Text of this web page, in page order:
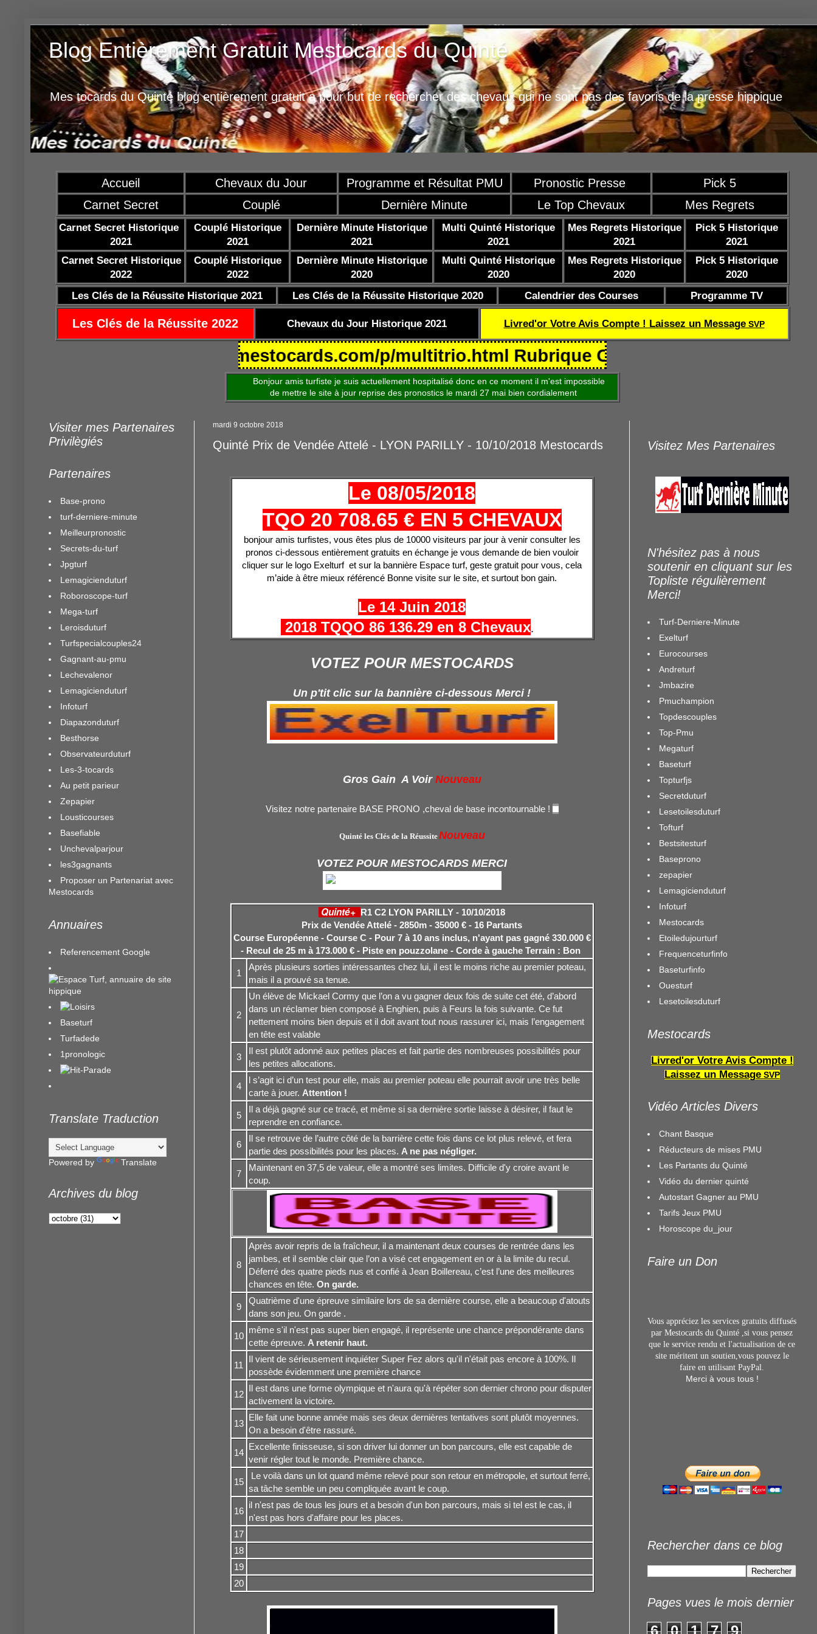
Blog Entièrement Gratuit Mestocards du Quinté
Mes tocards du Quinté blog entièrement gratuit a pour but de rechercher des chevaux qui ne sont pas des favoris de la presse hippique
Accueil Chevaux du Jour Programme et Résultat PMU Pronostic Presse
Pick 5
Carnet Secret
Couplé Dernière Minute Le Top Chevaux Mes Regrets
Carnet Secret Historique
2021
Couplé Historique
2021
Dernière Minute Historique
2021
Multi Quinté Historique
2021
Mes Regrets Historique
2021
Pick 5 Historique
2021
Carnet Secret Historique
2022
Couplé Historique
2022
Dernière Minute Historique
2020
Multi Quinté Historique
2020
Mes Regrets Historique
2020
Pick 5 Historique
2020
Les Clés de la Réussite Historique 2021
Les Clés de la Réussite Historique 2020 Calendrier des Courses Programme TV
Les Clés de la Réussite 2022 Chevaux du Jour Historique 2021 Livred'or Votre Avis Compte ! Laissez un MessageSVP
10/2021 https://www.mestocards.com/p/multitrio.html Rubrique Coef de réussite TQOQD 24
Bonjour amis turfiste je suis actuellement hospitalisé donc en ce moment il m'est impossible
de mettre le site à jour reprise des pronostics le mardi 27 mai bien cordialement
mardi 9 octobre 2018
Quinté Prix de Vendée Attelé - LYON PARILLY - 10/10/2018 Mestocards
Le 08/05/2018
TQO 20 708.65 € EN 5 CHEVAUX
bonjour amis turfistes, vous êtes plus de 10000 visiteurs par jour à venir consulter les
pronos ci-dessous entièrement gratuits en échange je vous demande de bien vouloir
cliquer sur le logo Exelturf et sur la bannière Espace turf, geste gratuit pour vous, cela
m’aide à être mieux référencé Bonne visite sur le site, et surtout bon gain.
Le 14 Juin 2018
2018 TQQO 86 136.29 en 8 Chevaux.
VOTEZ POUR MESTOCARDS
Un p'tit clic sur la bannière ci-dessous Merci !
Gros Gain A Voir Nouveau
Visitez notre partenaire BASE PRONO ,cheval de base incontournable !
Quinté les Clés de la RéussiteNouveau
VOTEZ POUR MESTOCARDS MERCI
Quinté+ R1 C2 LYON PARILLY - 10/10/2018
Prix de Vendée Attelé - 2850m - 35000 € - 16 Partants
Course Européenne - Course C - Pour 7 à 10 ans inclus, n'ayant pas gagné 330.000 €
- Recul de 25 m à 173.000 € - Piste en pouzzolane - Corde à gauche Terrain : Bon
1
Après plusieurs sorties intéressantes chez lui, il est le moins riche au premier poteau,
mais il a prouvé sa tenue.
2
Un élève de Mickael Cormy que l’on a vu gagner deux fois de suite cet été, d’abord
dans un réclamer bien composé à Enghien, puis à Feurs la fois suivante. Ce fut
nettement moins bien depuis et il doit avant tout nous rassurer ici, mais l’engagement
en tête est valable
3
Il est plutôt adonné aux petites places et fait partie des nombreuses possibilités pour
les petites allocations.
4
l s’agit ici d’un test pour elle, mais au premier poteau elle pourrait avoir une très belle
carte à jouer. Attention !
5
Il a déjà gagné sur ce tracé, et même si sa dernière sortie laisse à désirer, il faut le
reprendre en confiance.
6
Il se retrouve de l’autre côté de la barrière cette fois dans ce lot plus relevé, et fera
partie des possibilités pour les places. A ne pas négliger.
7
Maintenant en 37,5 de valeur, elle a montré ses limites. Difficile d'y croire avant le
coup.
8
Après avoir repris de la fraîcheur, il a maintenant deux courses de rentrée dans les
jambes, et il semble clair que l’on a visé cet engagement en or à la limite du recul.
Déferré des quatre pieds nus et confié à Jean Boillereau, c’est l’une des meilleures
chances en tête. On garde.
9
Quatrième d'une épreuve similaire lors de sa dernière course, elle a beaucoup d'atouts
dans son jeu. On garde .
10
même s'il n'est pas super bien engagé, il représente une chance prépondérante dans
cette épreuve. A retenir haut.
11
Il vient de sérieusement inquiéter Super Fez alors qu'il n'était pas encore à 100%. Il
possède évidemment une première chance
12
Il est dans une forme olympique et n'aura qu'à répéter son dernier chrono pour disputer
activement la victoire.
13
Elle fait une bonne année mais ses deux dernières tentatives sont plutôt moyennes.
On a besoin d'être rassuré.
14
Excellente finisseuse, si son driver lui donner un bon parcours, elle est capable de
venir régler tout le monde. Première chance.
15
Le voilà dans un lot quand même relevé pour son retour en métropole, et surtout ferré,
sa tâche semble un peu compliquée avant le coup.
16
il n'est pas de tous les jours et a besoin d'un bon parcours, mais si tel est le cas, il
n'est pas hors d'affaire pour les places.
17
18
19
20
Visiter mes Partenaires
Privilègiés
Partenaires
Base-prono
turf-derniere-minute
Meilleurpronostic
Secrets-du-turf
Jpgturf
Lemagicienduturf
Roboroscope-turf
Mega-turf
Leroisduturf
Turfspecialcouples24
Gagnant-au-pmu
Lechevalenor
Lemagicienduturf
Infoturf
Diapazonduturf
Besthorse
Observateurduturf
Les-3-tocards
Au petit parieur
Zepapier
Lousticourses
Basefiable
Unchevalparjour
les3gagnants
Proposer un Partenariat avec
Mestocards
Annuaires
Referencement Google
Baseturf
Turfadede
1pronologic
Translate Traduction
Powered by Translate
Archives du blog
Visitez Mes Partenaires
N'hésitez pas à nous
soutenir en cliquant sur les
Topliste régulièrement
Merci!
Turf-Derniere-Minute
Exelturf
Eurocourses
Andreturf
Jmbazire
Pmuchampion
Topdescouples
Top-Pmu
Megaturf
Baseturf
Topturfjs
Secretduturf
Lesetoilesduturf
Tofturf
Bestsitesturf
Baseprono
zepapier
Lemagicienduturf
Infoturf
Mestocards
Etoiledujourturf
Frequenceturfinfo
Baseturfinfo
Ouesturf
Lesetoilesduturf
Mestocards
Livred'or Votre Avis Compte !
Laissez un Message SVP
Vidéo Articles Divers
Chant Basque
Réducteurs de mises PMU
Les Partants du Quinté
Vidéo du dernier quinté
Autostart Gagner au PMU
Tarifs Jeux PMU
Horoscope du_jour
Faire un Don
Vous appréciez les services gratuits diffusés
par Mestocards du Quinté ,si vous pensez
que le service rendu et l'actualisation de ce
site méritent un soutien,vous pouvez le
faire en utilisant PayPal.
Merci à vous tous !
Rechercher dans ce blog
Pages vues le mois dernier
6 0 1 7 9